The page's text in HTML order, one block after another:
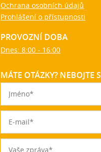
Ochrana osobních údajů
Prohlášení o přístupnosti
PROVOZNÍ DOBA
Dnes: 8:00 - 16:00
MÁTE OTÁZKY? NEBOJTE